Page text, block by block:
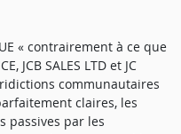
« contrairement à ce que
JCB SALES LTD et JC
communautaires
claires, les
passives par les